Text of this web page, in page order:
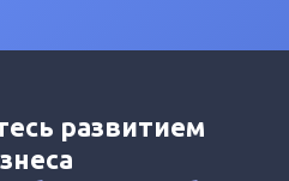
Контакты
+7 (495) 161-03-01
развитием